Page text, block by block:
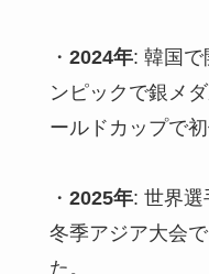
・ 2024年: 韓国で
ンピックで銀メ
ールドカップで
・ 2025年: 世界選
冬季アジア大会
た。